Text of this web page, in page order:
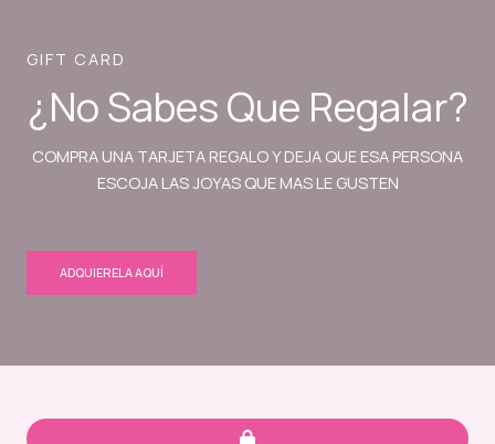
GIFT CARD
¿No Sabes Que Regalar?
COMPRA UNA TARJETA REGALO Y DEJA QUE ESA PERSONA
ESCOJA LAS JOYAS QUE MAS LE GUSTEN
ADQUIERELA AQUÍ